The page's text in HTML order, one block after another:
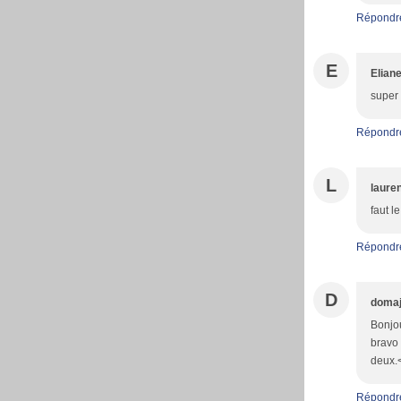
E
Eliane
super
L
faut
D
bravo